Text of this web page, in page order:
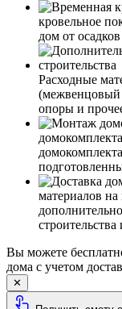
кровельное
дом от
Расходные
(межвенцовый
опоры и
домокомплекта
материалов
строительства
Вы можете
дома с учетом
✕